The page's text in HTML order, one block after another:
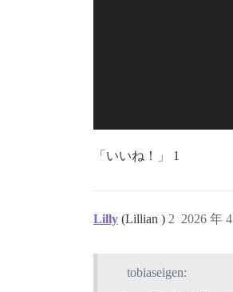
「いいね！」 1
Lilly (Lillian ) 2026 年
2
tobiaseigen: